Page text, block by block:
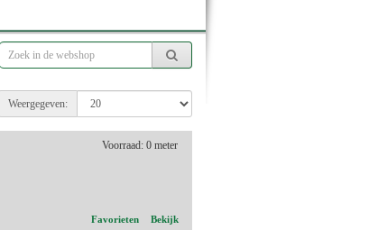
Weergegeven:
Voorraad: 0 meter
Favorieten Bekijk